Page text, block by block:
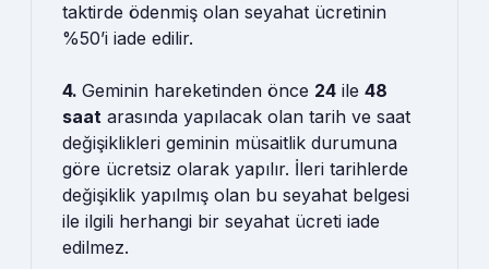
taktirde ödenmiş olan seyahat ücretinin
%50’i iade edilir.
4. Geminin hareketinden önce 24 ile 48
saat arasında yapılacak olan tarih ve saat
değişiklikleri geminin müsaitlik durumuna
göre ücretsiz olarak yapılır. İleri tarihlerde
değişiklik yapılmış olan bu seyahat belgesi
ile ilgili herhangi bir seyahat ücreti iade
edilmez.